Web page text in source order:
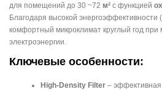
для помещений до 30 ~72 м² с функцией
Благодаря высокой энергоэффективности (
комфортный микроклимат круглый год
электроэнергии.
Ключевые особенности:
High-Density Filter– эффективная